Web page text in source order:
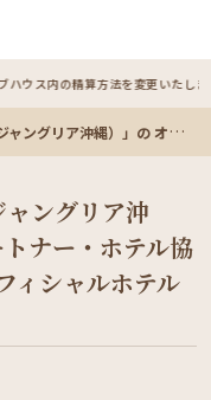
更いたします（ご宿泊のお客様）
ホテル協業プログラム「JUNGLIAオフィシャルホテルズ」に参画します
ングリア沖
ナー・ホテル協
ィシャルホテル